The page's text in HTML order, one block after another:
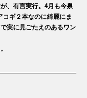
、有言実行。4月も今泉
ギ２本なのに綺麗にま
実に見ごたえのあるワン